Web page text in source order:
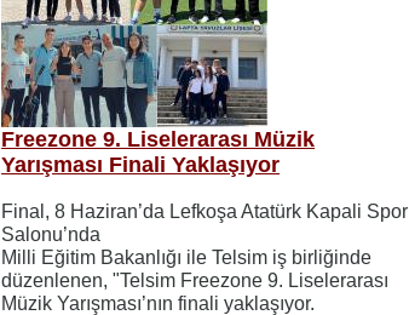
Freezone 9. Liselerarası Müzik
Yarışması Finali Yaklaşıyor
Final, 8 Haziran’da Lefkoşa Atatürk Kapali Spor
Salonu’nda
Milli Eğitim Bakanlığı ile Telsim iş birliğinde
düzenlenen, "Telsim Freezone 9. Liselerarası
Müzik Yarışması’nın finali yaklaşıyor.